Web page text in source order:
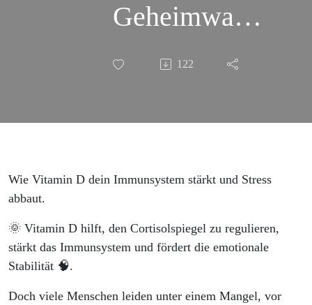
Geheimwaffe
gegen Stress
Krankheiten
122
Wie Vitamin D dein Immunsystem stärkt und Stress
abbaut.
🌞 Vitamin D hilft, den Cortisolspiegel zu regulieren,
stärkt das Immunsystem und fördert die emotionale
Stabilität 🧠.
Doch viele Menschen leiden unter einem Mangel, vor